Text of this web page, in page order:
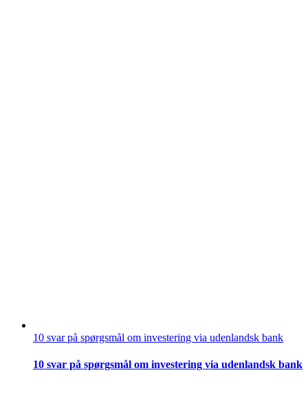
10 svar på spørgsmål om investering via udenlandsk bank
10 svar på spørgsmål om investering via udenlandsk bank